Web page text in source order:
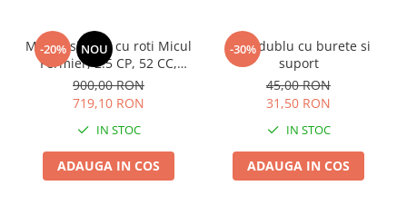
Lichidare STOC
Produse Bricolaj
Acumulatori si Incarcatoare
Baros / Ciocan / Topor
Burghie
Cantare
-20% NOU
Motocositoare cu roti Micul
Fermier, 2.5 CP, 52 CC,
Motor 2 Timpi, 3 Accesorii
Incluse
900,00 RON
719,10 RON
IN STOC
ADAUGA IN COS
-30%
Ham dublu cu burete si
suport
45,00 RON
31,50 RON
IN STOC
ADAUGA IN COS